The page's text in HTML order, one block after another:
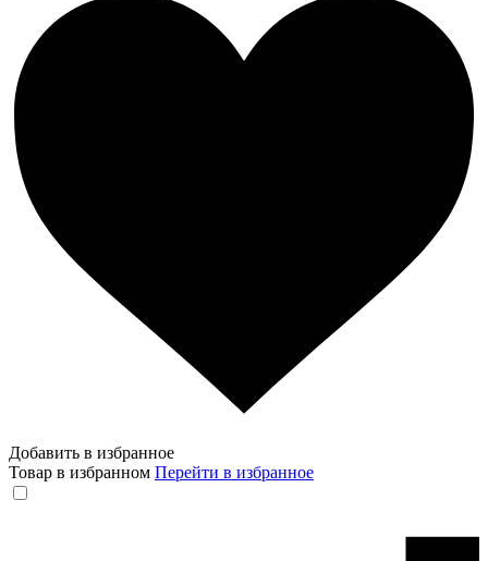
Добавить в избранное
Товар в избранном Перейти в избранное